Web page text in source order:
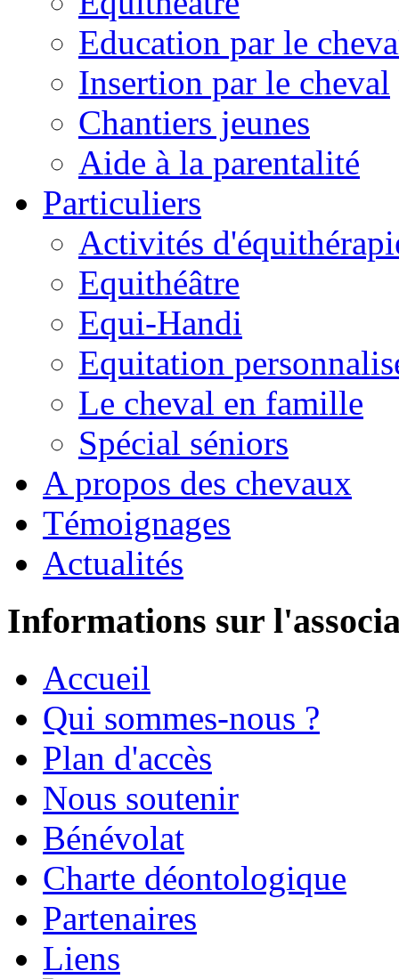
Education par le
Insertion par le cheval
Chantiers jeunes
Aide à la parentalité
Particuliers
Activités
Equithéâtre
Equi-Handi
Equitation
Le cheval en famille
Spécial séniors
A propos des chevaux
Témoignages
Actualités
Informations sur
Accueil
Qui sommes-nous ?
Plan d'accès
Nous soutenir
Bénévolat
Charte déontologique
Partenaires
Liens